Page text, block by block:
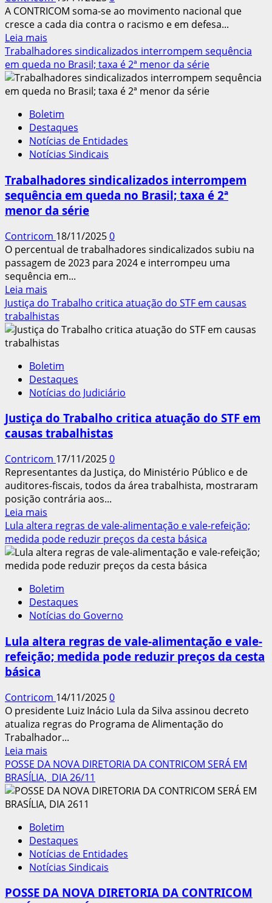
sindicais
e
autoridades
do
mundo
do
trabalho
A CONTRICOM soma-se ao movimento nacional que
cresce a cada dia contra o racismo e em defesa...
Leia mais
mais
sobre
CONTRICOM
solidária
a
luta
antirracista
e
Trabalhadores sindicalizados interrompem sequência
em queda no Brasil; taxa é 2ª menor da série
Boletim
Destaques
Notícias de Entidades
Notícias Sindicais
Trabalhadores sindicalizados interrompem
sequência em queda no Brasil; taxa é 2ª
menor da série
Contricom 18/11/20250
O percentual de trabalhadores sindicalizados subiu na
passagem de 2023 para 2024 e interrompeu uma
sequência em...
Leia mais
mais
sobre
Trabalhadores
sindicalizados
sequência
em
queda
Brasil;
taxa
2ª
menor
da
série
Justiça do Trabalho critica atuação do STF em causas
trabalhistas
Boletim
Destaques
Notícias do Judiciário
Justiça do Trabalho critica atuação do STF em
causas trabalhistas
Contricom 17/11/20250
Representantes da Justiça, do Ministério Público e de
auditores-fiscais, todos da área trabalhista, mostraram
posição contrária aos...
Leia mais
mais
sobre
Justiça
do
critica
atuação
do
em
causas
Lula altera regras de vale-alimentação e vale-refeição;
medida pode reduzir preços da cesta básica
Boletim
Destaques
Notícias do Governo
Lula altera regras de vale-alimentação e vale-
refeição; medida pode reduzir preços da cesta
básica
Contricom 14/11/20250
O presidente Luiz Inácio Lula da Silva assinou decreto
atualiza regras do Programa de Alimentação do
Trabalhador...
Leia mais
mais
sobre
Lula
altera
de
vale-
alimentação
e
refeição;
POSSE DA NOVA DIRETORIA DA CONTRICOM SERÁ EM
BRASÍLIA, DIA 26/11
Boletim
Destaques
Notícias de Entidades
Notícias Sindicais
POSSE DA NOVA DIRETORIA DA CONTRICOM